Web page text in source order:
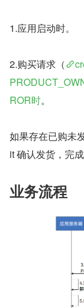
1.应用启动时。
2.购买请求（
ROR时。
如果存在已购未
it 确认发货，完成
业务流程